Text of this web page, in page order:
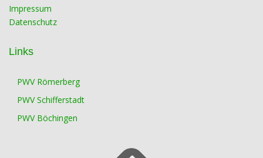
Impressum
Datenschutz
Links
PWV Römerberg
PWV Schifferstadt
PWV Böchingen